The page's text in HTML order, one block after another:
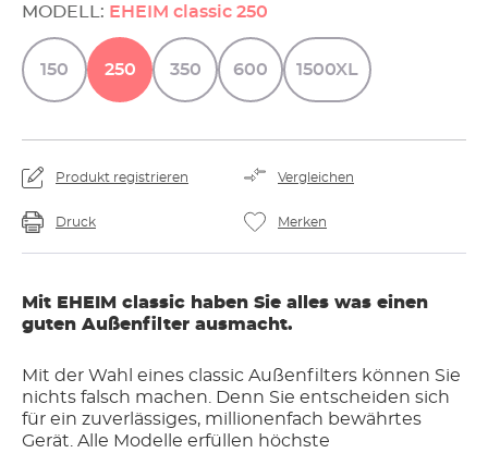
MODELL: EHEIM classic 250
150 250 350 600 1500XL
Produkt registrieren Vergleichen
Druck Merken
Mit EHEIM classic haben Sie alles was einen
guten Außenfilter ausmacht.
Mit der Wahl eines classic Außenfilters können Sie
nichts falsch machen. Denn Sie entscheiden sich
für ein zuverlässiges, millionenfach bewährtes
Gerät. Alle Modelle erfüllen höchste